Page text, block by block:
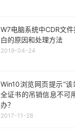
W7电脑系统中CDR文件
白的原因和处理方法
2019-04-24
Win10浏览网页提示“该
全证书的吊销信息不可
办？
2017-11-28